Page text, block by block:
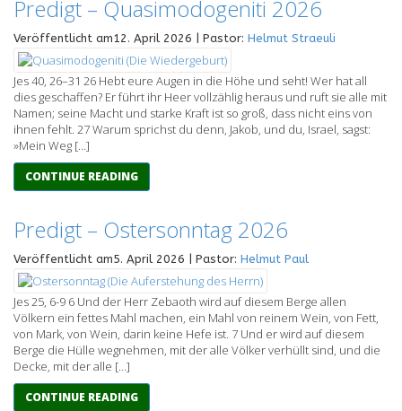
Predigt – Quasimodogeniti 2026
Veröffentlicht am12. April 2026 | Pastor: Helmut Straeuli
Jes 40, 26–31 26 Hebt eure Augen in die Höhe und seht! Wer hat all
dies geschaffen? Er führt ihr Heer vollzählig heraus und ruft sie alle mit
Namen; seine Macht und starke Kraft ist so groß, dass nicht eins von
ihnen fehlt. 27 Warum sprichst du denn, Jakob, und du, Israel, sagst:
»Mein Weg […]
CONTINUE READING
Predigt – Ostersonntag 2026
Veröffentlicht am5. April 2026 | Pastor: Helmut Paul
Jes 25, 6-9 6 Und der Herr Zebaoth wird auf diesem Berge allen
Völkern ein fettes Mahl machen, ein Mahl von reinem Wein, von Fett,
von Mark, von Wein, darin keine Hefe ist. 7 Und er wird auf diesem
Berge die Hülle wegnehmen, mit der alle Völker verhüllt sind, und die
Decke, mit der alle […]
CONTINUE READING